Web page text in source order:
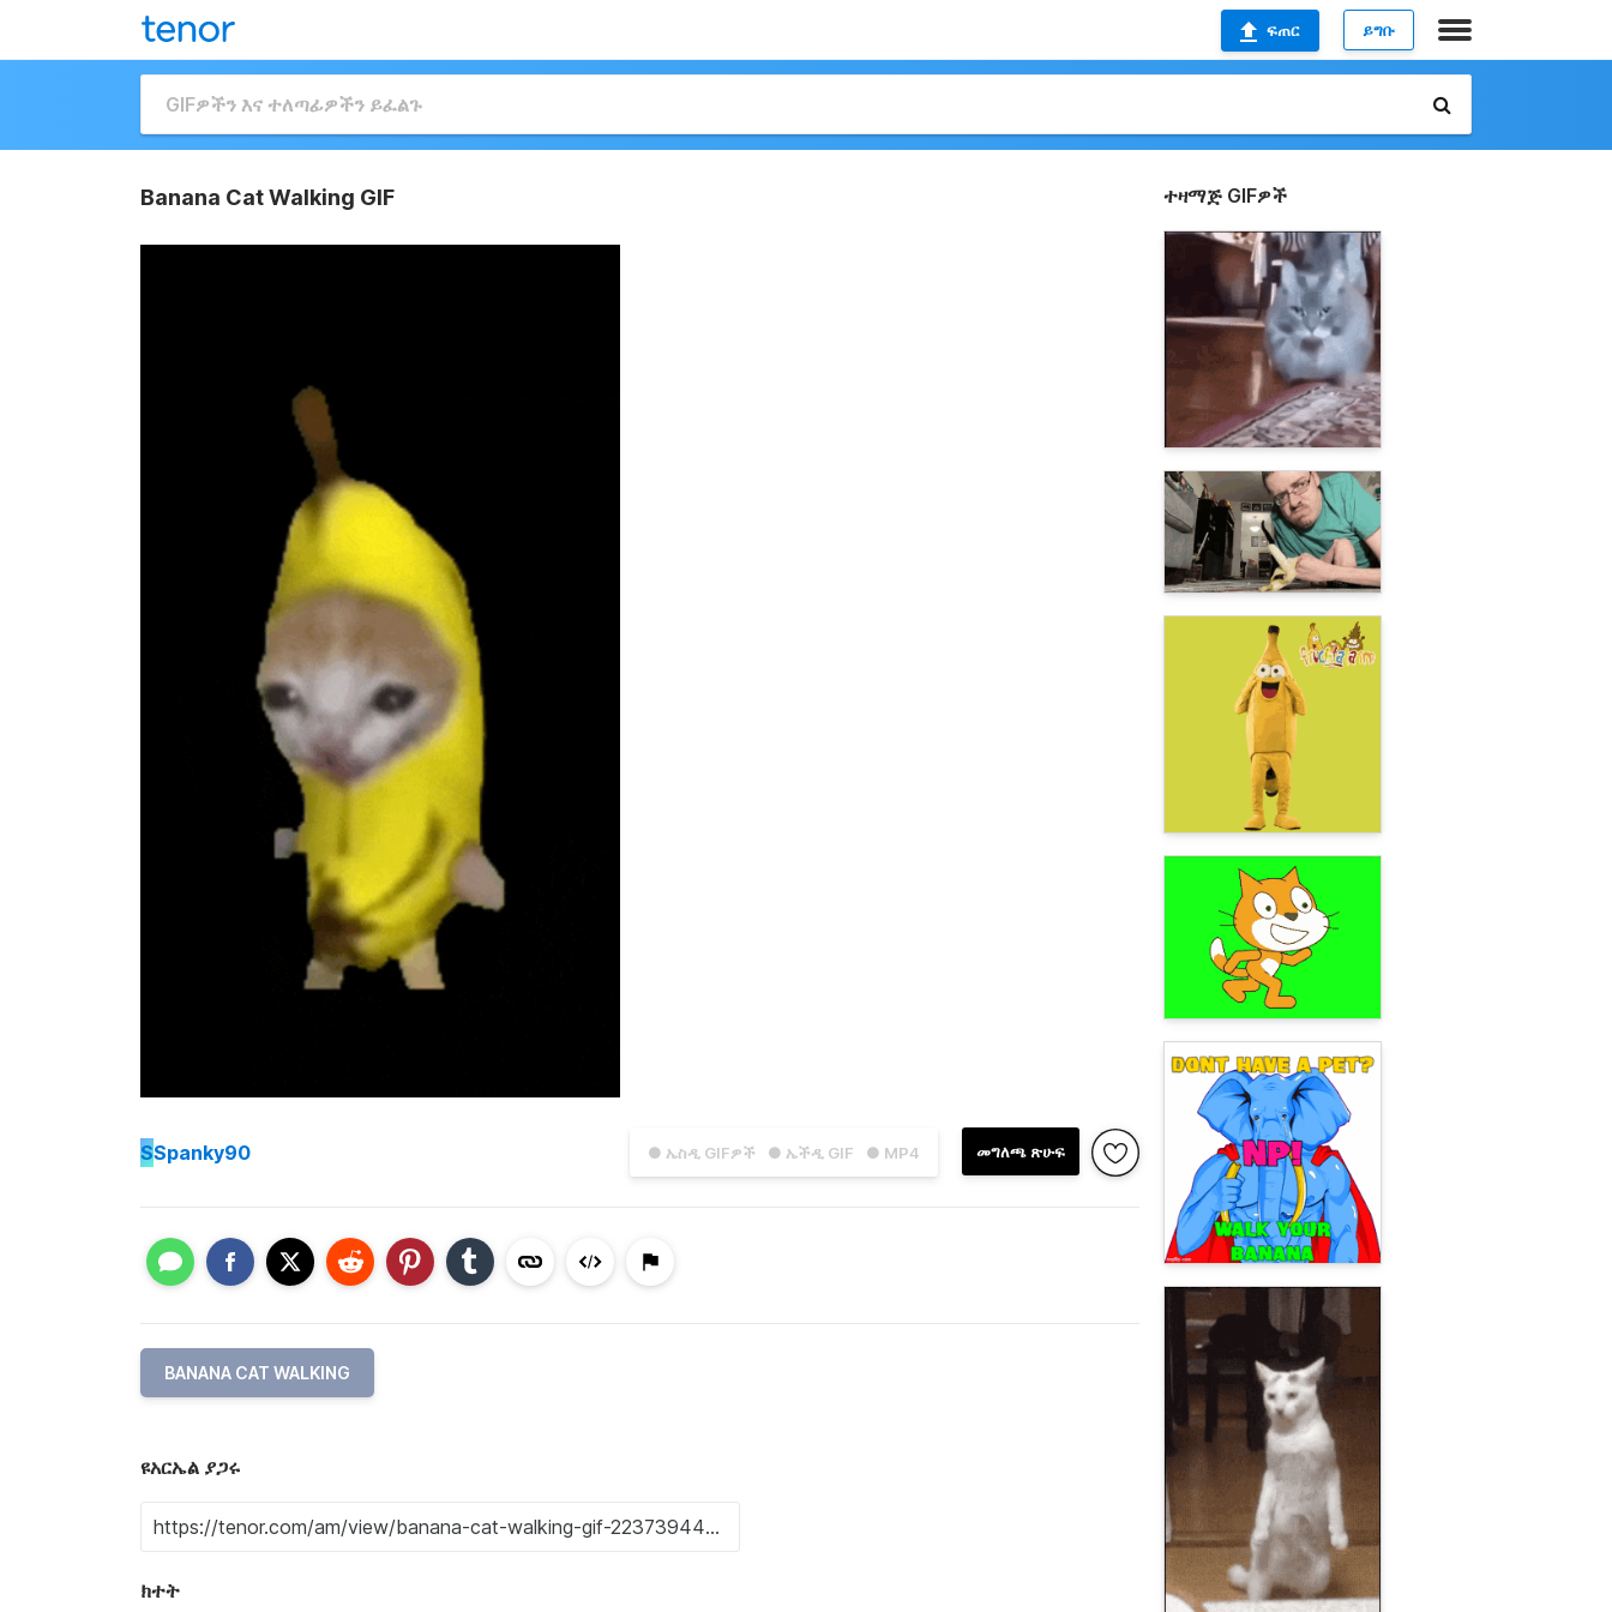
ፍጠር ይግቡ
Banana Cat Walking GIF
● ኤስዲ GIFዎች ● ኤችዲ GIF ● MP4 መግለጫ ጽሁፍ
SSpanky90
BANANA CAT WALKING
ዩአርኤል ያጋሩ
ክተት
ተዛማጅ GIFዎች